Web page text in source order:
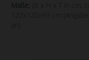
Maße:
(B x H x T in cm,
122x120x93 cm
an)